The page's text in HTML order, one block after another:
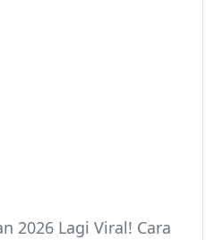
2026 Lagi Viral! Cara